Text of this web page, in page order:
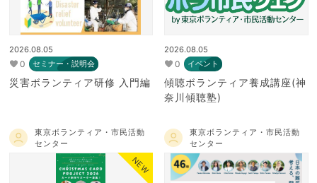
2026.08.05
0 セミナー・説明会
災害ボランティア研修 入門編
2026.08.05
0 イベント
傾聴ボランティア養成講座(神
奈川傾聴塾)
東京ボランティア・市民活動
センター
NEW
東京ボランティア・市民活動
センター